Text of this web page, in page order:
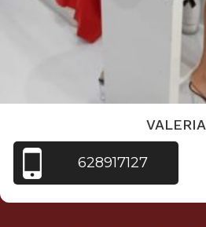
VALERIA
628917127